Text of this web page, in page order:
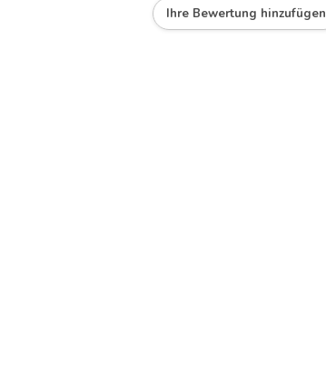
Ihre Bewertung hinzufügen